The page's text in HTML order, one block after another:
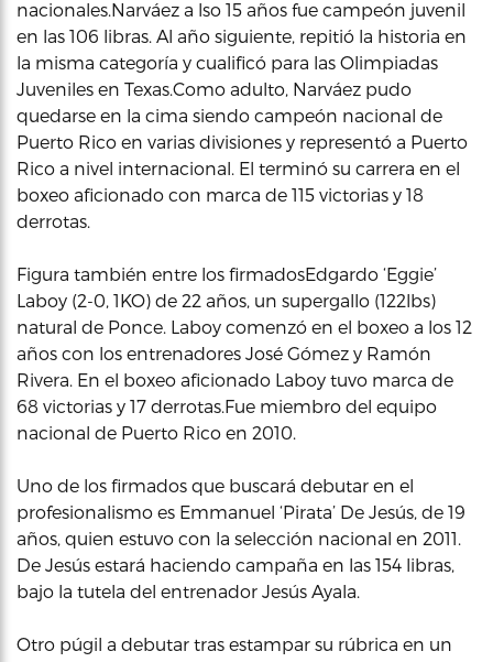
nacionales.Narváez a lso 15 años fue campeón juvenil
en las 106 libras. Al año siguiente, repitió la historia en
la misma categoría y cualificó para las Olimpiadas
Juveniles en Texas.Como adulto, Narváez pudo
quedarse en la cima siendo campeón nacional de
Puerto Rico en varias divisiones y representó a Puerto
Rico a nivel internacional. El terminó su carrera en el
boxeo aficionado con marca de 115 victorias y 18
derrotas.
Figura también entre los firmadosEdgardo ‘Eggie’
Laboy (2-0, 1KO) de 22 años, un supergallo (122lbs)
natural de Ponce. Laboy comenzó en el boxeo a los 12
años con los entrenadores José Gómez y Ramón
Rivera. En el boxeo aficionado Laboy tuvo marca de
68 victorias y 17 derrotas.Fue miembro del equipo
nacional de Puerto Rico en 2010.
Uno de los firmados que buscará debutar en el
profesionalismo es Emmanuel ‘Pirata’ De Jesús, de 19
años, quien estuvo con la selección nacional en 2011.
De Jesús estará haciendo campaña en las 154 libras,
bajo la tutela del entrenador Jesús Ayala.
Otro púgil a debutar tras estampar su rúbrica en un